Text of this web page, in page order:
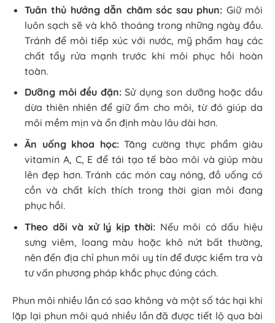
Tuân thủ hướng dẫn chăm sóc sau phun: Giữ môi
luôn sạch sẽ và khô thoáng trong những ngày đầu.
Tránh để môi tiếp xúc với nước, mỹ phẩm hay các
chất tẩy rửa mạnh trước khi môi phục hồi hoàn
toàn.
Dưỡng môi đều đặn:Sử dụng son dưỡng hoặc dầu
dừa thiên nhiên để giữ ẩm cho môi, từ đó giúp da
môi mềm mịn và ổn định màu lâu dài hơn.
Ăn uống khoa học:Tăng cường thực phẩm giàu
vitamin A, C, E để tái tạo tế bào môi và giúp màu
lên đẹp hơn. Tránh các món cay nóng, đồ uống có
cồn và chất kích thích trong thời gian môi đang
phục hồi.
Theo dõi và xử lý kịp thời: Nếu môi có dấu hiệu
sưng viêm, loang màu hoặc khô nứt bất thường,
nên đến địa chỉ phun môi uy tínđể được kiểm tra và
tư vấn phương pháp khắc phục đúng cách.
Phun môi nhiều lần có sao không và một số tác hại khi
lặp lại phun môi quá nhiều lần đã được tiết lộ qua bài